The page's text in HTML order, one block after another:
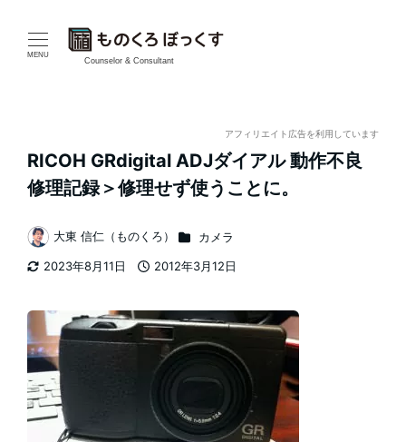
MENU
Counselor & Consultant
アフィリエイト広告を利用しています
RICOH GRdigital ADJダイアル 動作不良
修理記録＞修理せず使うことに。
2023年8月11日
2012年3月12日
著
者
大東 信仁（ものくろ） カテゴリー
カメラ